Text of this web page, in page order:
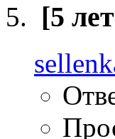
[5